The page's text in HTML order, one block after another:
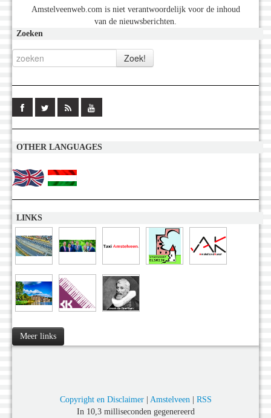
Amstelveenweb.com is niet verantwoordelijk voor de inhoud
van de nieuwsberichten.
Zoeken
OTHER LANGUAGES
LINKS
Meer links
Copyright en Disclaimer| Amstelveen| RSS
In 10,3 milliseconden gegenereerd